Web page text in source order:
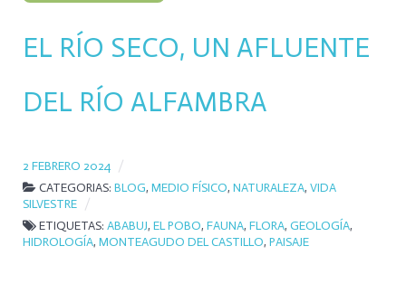
EL RÍO SECO, UN AFLUENTE
DEL RÍO ALFAMBRA
2 FEBRERO 2024
CATEGORIAS: BLOG, MEDIO FÍSICO, NATURALEZA, VIDA
SILVESTRE
ETIQUETAS: ABABUJ, EL POBO, FAUNA, FLORA, GEOLOGÍA,
HIDROLOGÍA, MONTEAGUDO DEL CASTILLO, PAISAJE